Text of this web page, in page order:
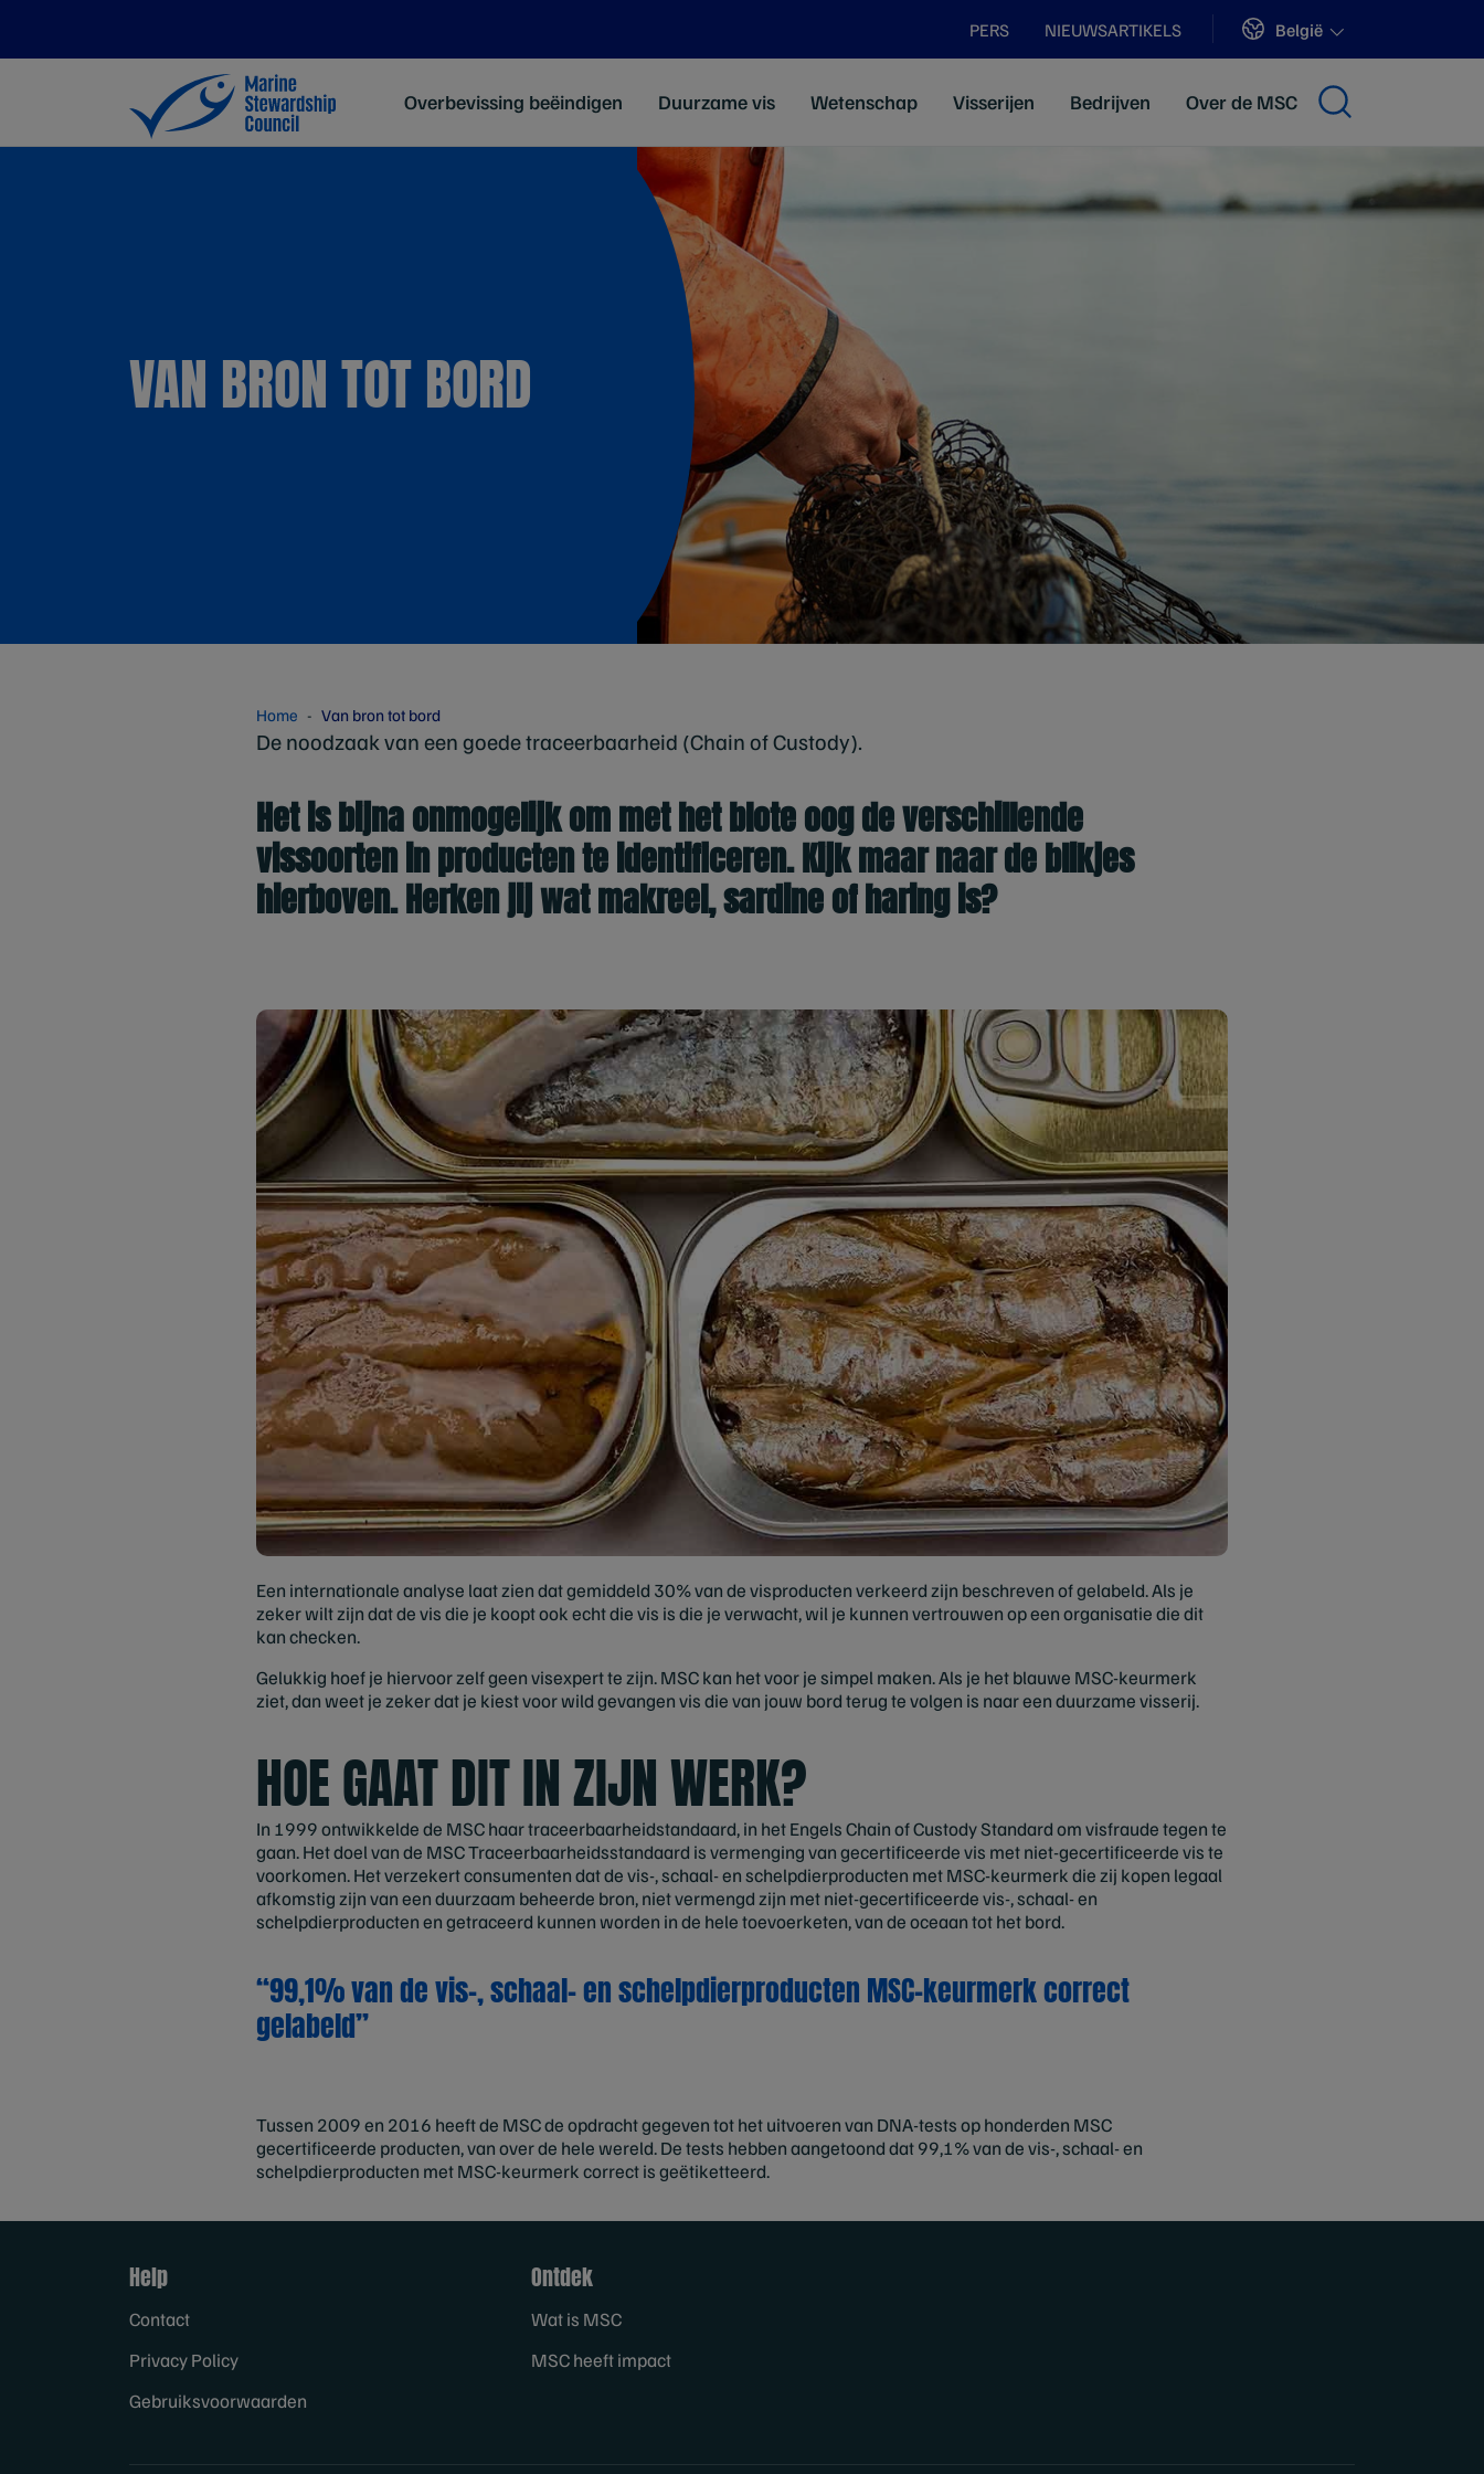
PERS NIEUWSARTIKELS Sites
België
Overbevissing beëindigen Duurzame vis Wetenschap Visserijen Bedrijven Over de MSC
VAN BRON TOT BORD
Home Van bron tot bord
De noodzaak van een goede traceerbaarheid (Chain of Custody).
Het is bijna onmogelijk om met het blote oog de verschillende
vissoorten in producten te identificeren. Kijk maar naar de blikjes
hierboven. Herken jij wat makreel, sardine of haring is?
Een internationale analyse laat zien dat gemiddeld 30% van de visproducten verkeerd zijn beschreven of gelabeld. Als je
zeker wilt zijn dat de vis die je koopt ook echt die vis is die je verwacht, wil je kunnen vertrouwen op een organisatie die dit
kan checken.
Gelukkig hoef je hiervoor zelf geen visexpert te zijn. MSC kan het voor je simpel maken. Als je het blauwe MSC-keurmerk
ziet, dan weet je zeker dat je kiest voor wild gevangen vis die van jouw bord terug te volgen is naar een duurzame visserij.
HOE GAAT DIT IN ZIJN WERK?
In 1999 ontwikkelde de MSC haar traceerbaarheidstandaard, in het Engels Chain of Custody Standard om visfraude tegen te
gaan. Het doel van de MSC Traceerbaarheidsstandaard is vermenging van gecertificeerde vis met niet-gecertificeerde vis te
voorkomen. Het verzekert consumenten dat de vis-, schaal- en schelpdierproducten met MSC-keurmerk die zij kopen legaal
afkomstig zijn van een duurzaam beheerde bron, niet vermengd zijn met niet-gecertificeerde vis-, schaal- en
schelpdierproducten en getraceerd kunnen worden in de hele toevoerketen, van de oceaan tot het bord.
“99,1% van de vis-, schaal- en schelpdierproducten MSC-keurmerk correct
gelabeld”
Tussen 2009 en 2016 heeft de MSC de opdracht gegeven tot het uitvoeren van DNA-tests op honderden MSC
gecertificeerde producten, van over de hele wereld. De tests hebben aangetoond dat 99,1% van de vis-, schaal- en
schelpdierproducten met MSC-keurmerk correct is geëtiketteerd.
Help
Contact
Privacy Policy
Gebruiksvoorwaarden
Ontdek
Wat is MSC
MSC heeft impact